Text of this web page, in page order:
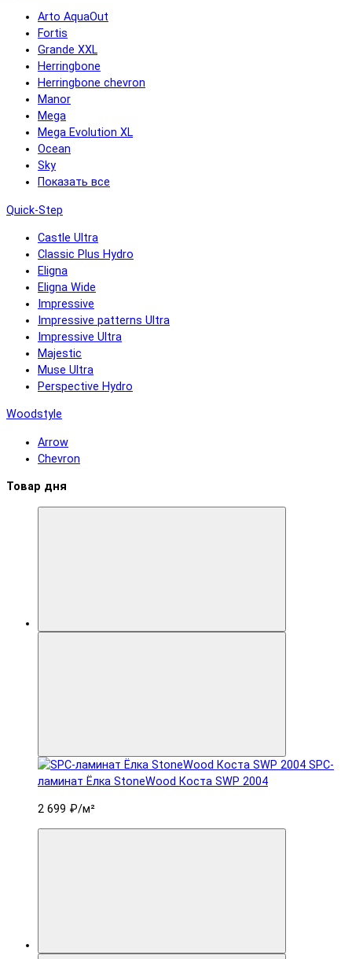
Arto AquaOut
Fortis
Grande XXL
Herringbone
Herringbone chevron
Manor
Mega
Mega Evolution XL
Ocean
Sky
Показать все
Quick-Step
Castle Ultra
Classic Plus Hydro
Eligna
Eligna Wide
Impressive
Impressive patterns Ultra
Impressive Ultra
Majestic
Muse Ultra
Perspective Hydro
Woodstyle
Arrow
Chevron
Товар дня
SPC-
ламинат Ëлка StoneWood Коста SWP 2004
2 699 ₽/м²